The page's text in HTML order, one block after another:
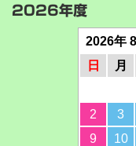
2026年度
2026年
日
月
2
3
9
10